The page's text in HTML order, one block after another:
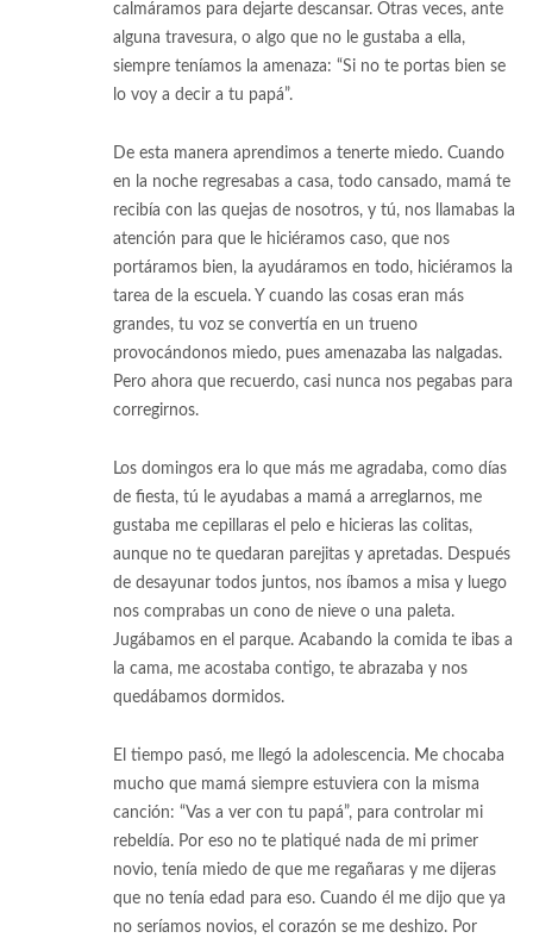
calmáramos para dejarte descansar. Otras veces, ante
alguna travesura, o algo que no le gustaba a ella,
siempre teníamos la amenaza: “Si no te portas bien se
lo voy a decir a tu papá”.
De esta manera aprendimos a tenerte miedo. Cuando
en la noche regresabas a casa, todo cansado, mamá te
recibía con las quejas de nosotros, y tú, nos llamabas la
atención para que le hiciéramos caso, que nos
portáramos bien, la ayudáramos en todo, hiciéramos la
tarea de la escuela. Y cuando las cosas eran más
grandes, tu voz se convertía en un trueno
provocándonos miedo, pues amenazaba las nalgadas.
Pero ahora que recuerdo, casi nunca nos pegabas para
corregirnos.
Los domingos era lo que más me agradaba, como días
de fiesta, tú le ayudabas a mamá a arreglarnos, me
gustaba me cepillaras el pelo e hicieras las colitas,
aunque no te quedaran parejitas y apretadas. Después
de desayunar todos juntos, nos íbamos a misa y luego
nos comprabas un cono de nieve o una paleta.
Jugábamos en el parque. Acabando la comida te ibas a
la cama, me acostaba contigo, te abrazaba y nos
quedábamos dormidos.
El tiempo pasó, me llegó la adolescencia. Me chocaba
mucho que mamá siempre estuviera con la misma
canción: “Vas a ver con tu papá”, para controlar mi
rebeldía. Por eso no te platiqué nada de mi primer
novio, tenía miedo de que me regañaras y me dijeras
que no tenía edad para eso. Cuando él me dijo que ya
no seríamos novios, el corazón se me deshizo. Por